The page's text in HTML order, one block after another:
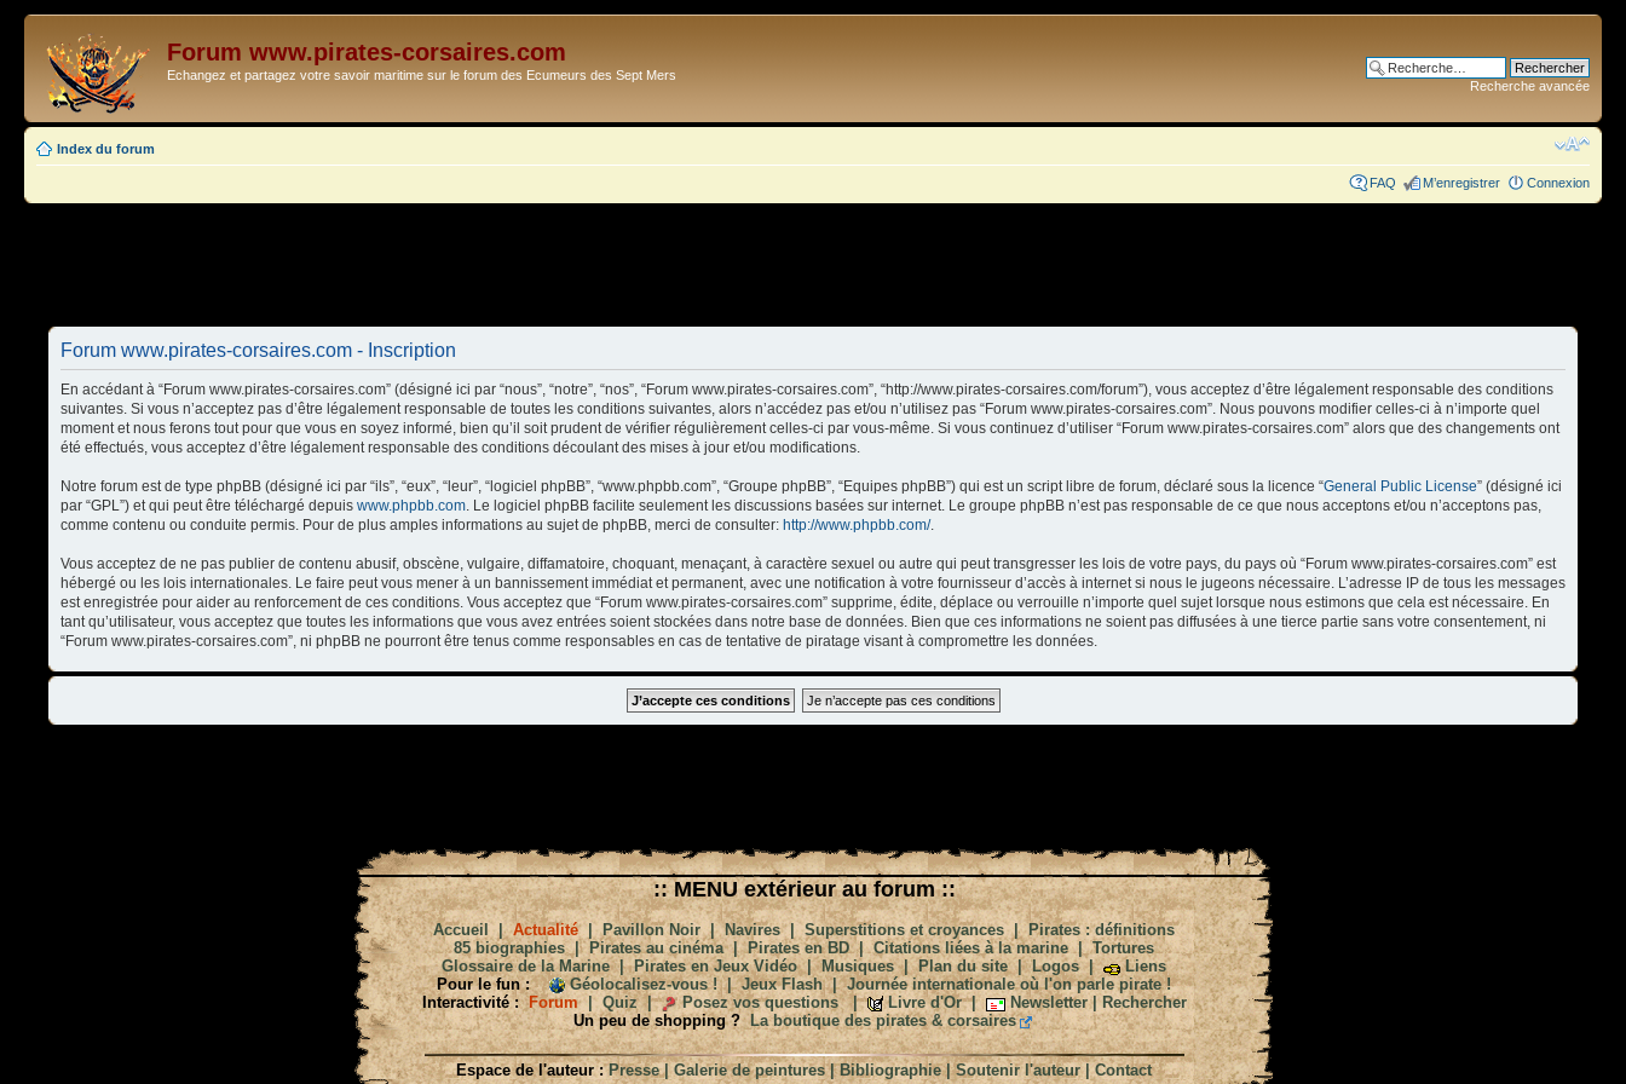
Forum www.pirates-corsaires.com
Echangez et partagez votre savoir maritime sur le forum des Ecumeurs des Sept Mers
Recherche avancée
Index du forum
FAQ M’enregistrer Connexion
Forum www.pirates-corsaires.com - Inscription
En accédant à “Forum www.pirates-corsaires.com” (désigné ici par “nous”, “notre”, “nos”, “Forum www.pirates-corsaires.com”, “http://www.pirates-corsaires.com/forum”), vous acceptez d’être légalement responsable des conditions
suivantes. Si vous n’acceptez pas d’être légalement responsable de toutes les conditions suivantes, alors n’accédez pas et/ou n’utilisez pas “Forum www.pirates-corsaires.com”. Nous pouvons modifier celles-ci à n’importe quel
moment et nous ferons tout pour que vous en soyez informé, bien qu’il soit prudent de vérifier régulièrement celles-ci par vous-même. Si vous continuez d’utiliser “Forum www.pirates-corsaires.com” alors que des changements ont
été effectués, vous acceptez d’être légalement responsable des conditions découlant des mises à jour et/ou modifications.
Notre forum est de type phpBB (désigné ici par “ils”, “eux”, “leur”, “logiciel phpBB”, “www.phpbb.com”, “Groupe phpBB”, “Equipes phpBB”) qui est un script libre de forum, déclaré sous la licence “General Public License” (désigné ici
par “GPL”) et qui peut être téléchargé depuis www.phpbb.com. Le logiciel phpBB facilite seulement les discussions basées sur internet. Le groupe phpBB n’est pas responsable de ce que nous acceptons et/ou n’acceptons pas,
comme contenu ou conduite permis. Pour de plus amples informations au sujet de phpBB, merci de consulter: http://www.phpbb.com/.
Vous acceptez de ne pas publier de contenu abusif, obscène, vulgaire, diffamatoire, choquant, menaçant, à caractère sexuel ou autre qui peut transgresser les lois de votre pays, du pays où “Forum www.pirates-corsaires.com” est
hébergé ou les lois internationales. Le faire peut vous mener à un bannissement immédiat et permanent, avec une notification à votre fournisseur d’accès à internet si nous le jugeons nécessaire. L’adresse IP de tous les messages
est enregistrée pour aider au renforcement de ces conditions. Vous acceptez que “Forum www.pirates-corsaires.com” supprime, édite, déplace ou verrouille n’importe quel sujet lorsque nous estimons que cela est nécessaire. En
tant qu’utilisateur, vous acceptez que toutes les informations que vous avez entrées soient stockées dans notre base de données. Bien que ces informations ne soient pas diffusées à une tierce partie sans votre consentement, ni
“Forum www.pirates-corsaires.com”, ni phpBB ne pourront être tenus comme responsables en cas de tentative de piratage visant à compromettre les données.
:: MENU extérieur au forum ::
Accueil |Actualité|Pavillon Noir|Navires|Superstitions et croyances|Pirates : définitions
85 biographies| Pirates au cinéma|Pirates en BD|Citations liées à la marine|Tortures
Glossaire de la Marine|Pirates en Jeux Vidéo|Musiques|Plan du site|Logos|
Liens
Pour le fun :
Géolocalisez-vous !|Jeux Flash|Journée internationale où l'on parle pirate !
Interactivité : Forum| Quiz| Posez vos questions| Livre d'Or| Newsletter| Rechercher
Un peu de shopping ?
La boutique des pirates & corsaires
Espace de l'auteur : Presse|Galerie de peintures|Bibliographie|Soutenir l'auteur|Contact